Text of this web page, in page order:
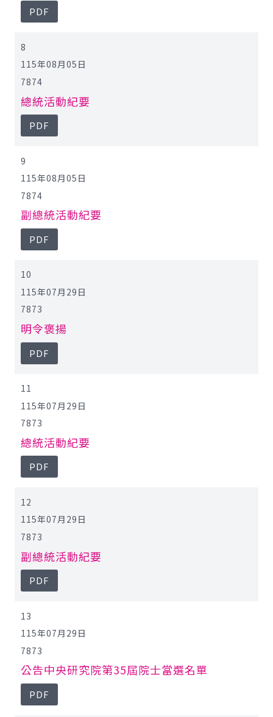
PDF
8
115年08月05日
7874
總統活動紀要
PDF
9
115年08月05日
7874
副總統活動紀要
PDF
10
115年07月29日
7873
明令褒揚
PDF
11
115年07月29日
7873
總統活動紀要
PDF
12
115年07月29日
7873
副總統活動紀要
PDF
13
115年07月29日
7873
公告中央研究院第35屆院士當選名單
PDF